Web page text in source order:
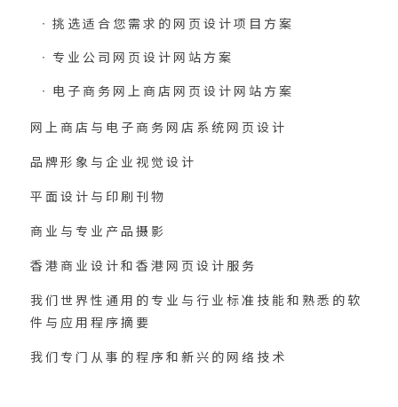
挑选适合您需求的网页设计项目方案
专业公司网页设计网站方案
电子商务网上商店网页设计网站方案
网上商店与电子商务网店系统网页设计
品牌形象与企业视觉设计
平面设计与印刷刊物
商业与专业产品摄影
香港商业设计和香港网页设计服务
我们世界性通用的专业与行业标准技能和熟悉的软
件与应用程序摘要
我们专门从事的程序和新兴的网络技术